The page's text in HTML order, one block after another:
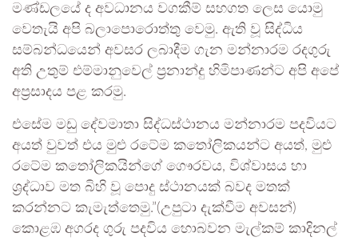
මණ්ඩලයේ ද අවධානය වගකීම් සහගත ලෙස යොමු
වෙතැයි අපි බලාපොරොත්තු වෙමු. ඇති වූ සිද්ධිය
සම්බන්ධයෙන් අවසර ලබාදීම ගැන මන්නාරම රදගුරු
අති උතුම් එම්මානුවෙල් ප‍්‍රනාන්දු හිමිපාණන්ට අපි අපේ
අප‍්‍රසාදය පළ කරමු.
එසේම මඩු දේවමාතා සිද්ධස්ථානය මන්නාරම පදවියට
අයත් වුවත් එය මුළු රටේම කතෝලිකයන්ට අයත්, මුළු
රටේම කතෝලිකයින්ගේ ගෞරවය, විශ්වාසය හා
ශ‍්‍රද්ධාව මත බිහි වූ පොදු ස්ථානයක් බවද මතක්
කරන්නට කැමැත්තෙමු.”(උපුටා දැක්වීම අවසන්)
කොළඹ අගරද ගුරු පදවිය හොබවන මැල්කම් කාදිනල්